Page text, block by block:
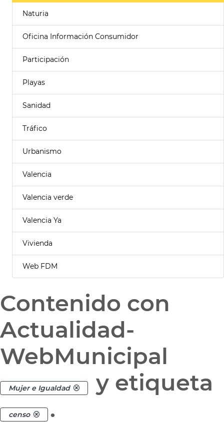
Naturia
Oficina Información Consumidor
Participación
Playas
Sanidad
Tráfico
Urbanismo
Valencia
Valencia verde
Valencia Ya
Vivienda
Web FDM
Contenido con
Actualidad-
WebMunicipal
Mujer e Igualdad y etiqueta
censo .